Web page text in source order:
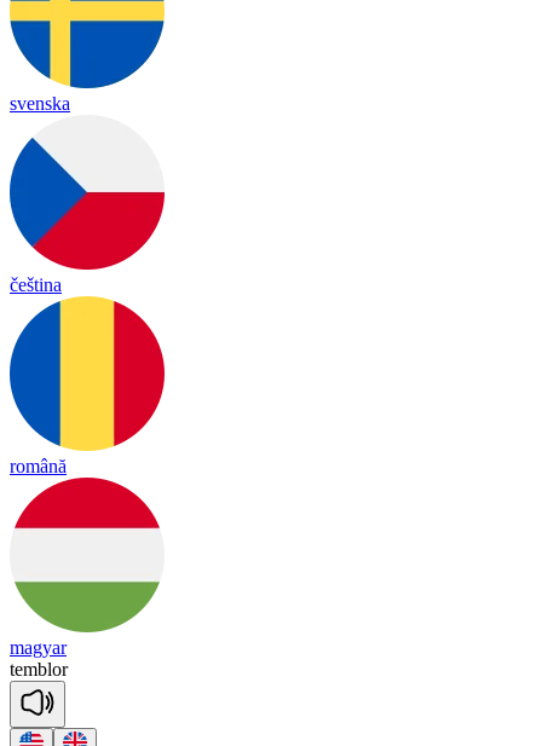
svenska
čeština
română
magyar
temblor